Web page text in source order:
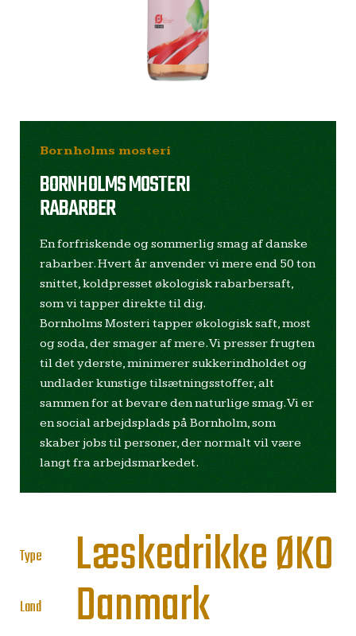
Bornholms mosteri
BORNHOLMS MOSTERI
RABARBER
En forfriskende og sommerlig smag af danske
rabarber. Hvert år anvender vi mere end 50 ton
snittet, koldpresset økologisk rabarbersaft,
som vi tapper direkte til dig.
Bornholms Mosteri tapper økologisk saft, most
og soda, der smager af mere. Vi presser frugten
til det yderste, minimerer sukkerindholdet og
undlader kunstige tilsætningsstoffer, alt
sammen for at bevare den naturlige smag. Vi er
en social arbejdsplads på Bornholm, som
skaber jobs til personer, der normalt vil være
langt fra arbejdsmarkedet.
Type LæskedrikkeØKO
Land Danmark